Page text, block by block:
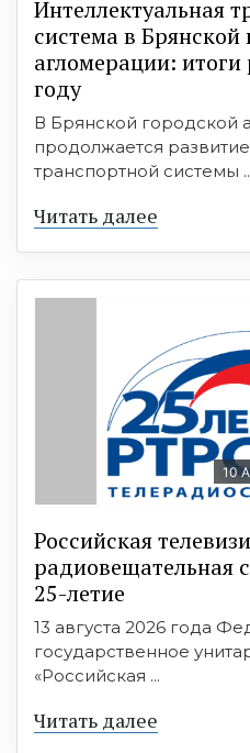
Интеллектуальная
система в Брянской
агломерации: итоги
году
В Брянской городской
продолжается
транспортной системы
Читать далее
10
Российская
радиовещательная
25-летие
13 августа 2026 года
государственное
«Российская ...
Читать далее